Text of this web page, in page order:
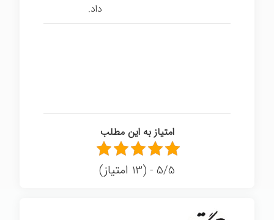
داد.
امتیاز به این مطلب
5/5 - (13 امتیاز)